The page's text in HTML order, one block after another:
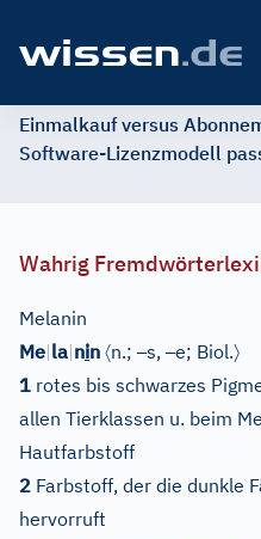
Einmalkauf versus
Software-Lizenzmodell
Wahrig
Melanin
Me|la|nin 〈n.;–s,–e; Biol.〉
1 rotes bis schwarzes
allen Tierklassen u. beim
Hautfarbstoff
2 Farbstoff, der die dunkle
hervorruft